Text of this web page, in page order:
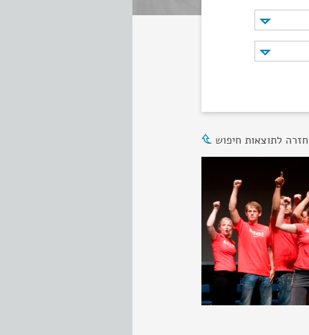
חזרה לתוצאות חיפוש